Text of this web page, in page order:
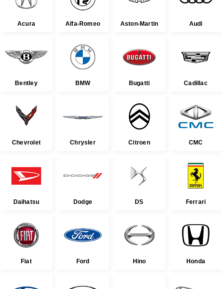
Acura Alfa-Romeo Aston-Martin Audi
Bentley BMW Bugatti Cadillac
Chevrolet Chrysler Citroen CMC
Daihatsu Dodge DS Ferrari
Fiat Ford Hino Honda